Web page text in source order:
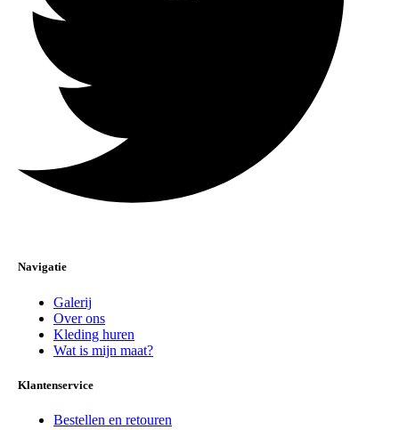
Navigatie
Galerij
Over ons
Kleding huren
Wat is mijn maat?
Klantenservice
Bestellen en retouren